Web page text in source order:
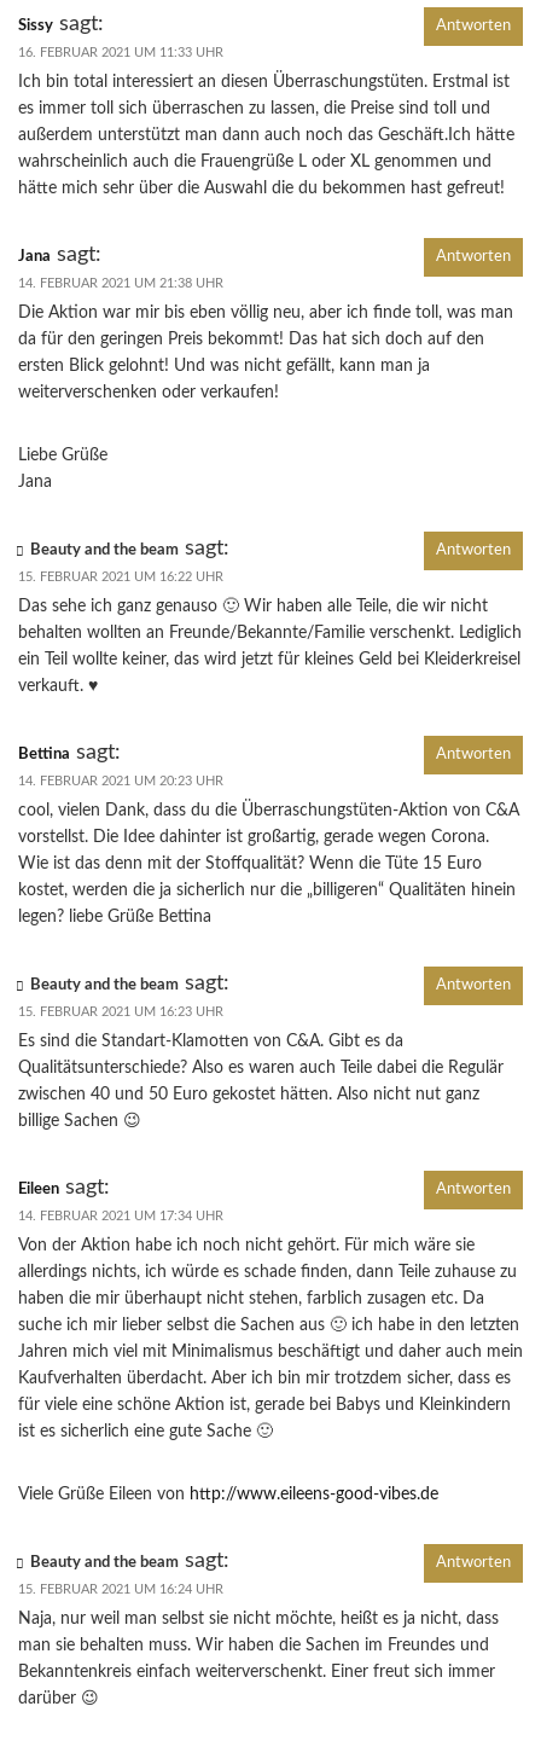
Sissy sagt:
16. FEBRUAR 2021 UM 11:33 UHR
Ich bin total interessiert an diesen Überraschungstüten. Erstmal ist
es immer toll sich überraschen zu lassen, die Preise sind toll und
außerdem unterstützt man dann auch noch das Geschäft.Ich hätte
wahrscheinlich auch die Frauengrüße L oder XL genommen und
hätte mich sehr über die Auswahl die du bekommen hast gefreut!
Antworten
Jana sagt:
14. FEBRUAR 2021 UM 21:38 UHR
Die Aktion war mir bis eben völlig neu, aber ich finde toll, was man
da für den geringen Preis bekommt! Das hat sich doch auf den
ersten Blick gelohnt! Und was nicht gefällt, kann man ja
weiterverschenken oder verkaufen!
Liebe Grüße
Jana
Antworten
Beauty and the beam sagt:
15. FEBRUAR 2021 UM 16:22 UHR
Das sehe ich ganz genauso 🙂 Wir haben alle Teile, die wir nicht
behalten wollten an Freunde/Bekannte/Familie verschenkt. Lediglich
ein Teil wollte keiner, das wird jetzt für kleines Geld bei Kleiderkreisel
verkauft. ♥
Antworten
Bettina sagt:
14. FEBRUAR 2021 UM 20:23 UHR
cool, vielen Dank, dass du die Überraschungstüten-Aktion von C&A
vorstellst. Die Idee dahinter ist großartig, gerade wegen Corona.
Wie ist das denn mit der Stoffqualität? Wenn die Tüte 15 Euro
kostet, werden die ja sicherlich nur die „billigeren“ Qualitäten hinein
legen? liebe Grüße Bettina
Antworten
Beauty and the beam sagt:
15. FEBRUAR 2021 UM 16:23 UHR
Es sind die Standart-Klamotten von C&A. Gibt es da
Qualitätsunterschiede? Also es waren auch Teile dabei die Regulär
zwischen 40 und 50 Euro gekostet hätten. Also nicht nut ganz
billige Sachen 😉
Antworten
Eileen sagt:
14. FEBRUAR 2021 UM 17:34 UHR
Von der Aktion habe ich noch nicht gehört. Für mich wäre sie
allerdings nichts, ich würde es schade finden, dann Teile zuhause zu
haben die mir überhaupt nicht stehen, farblich zusagen etc. Da
suche ich mir lieber selbst die Sachen aus 🙂 ich habe in den letzten
Jahren mich viel mit Minimalismus beschäftigt und daher auch mein
Kaufverhalten überdacht. Aber ich bin mir trotzdem sicher, dass es
für viele eine schöne Aktion ist, gerade bei Babys und Kleinkindern
ist es sicherlich eine gute Sache 🙂
Viele Grüße Eileen von http://www.eileens-good-vibes.de
Antworten
Beauty and the beam sagt:
15. FEBRUAR 2021 UM 16:24 UHR
Naja, nur weil man selbst sie nicht möchte, heißt es ja nicht, dass
man sie behalten muss. Wir haben die Sachen im Freundes und
Bekanntenkreis einfach weiterverschenkt. Einer freut sich immer
darüber 😉
Antworten